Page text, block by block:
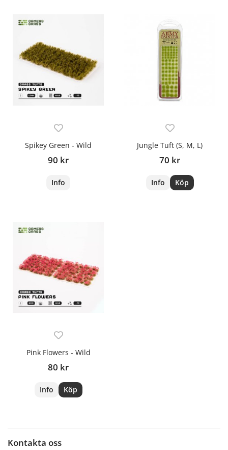
Spikey Green - Wild
90 kr
Info
Jungle Tuft (S, M, L)
70 kr
Info Köp
Pink Flowers - Wild
80 kr
Info Köp
Kontakta oss